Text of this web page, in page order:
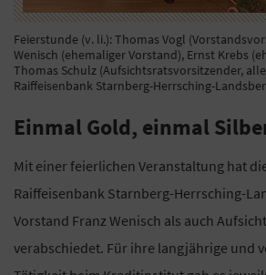
Feierstunde (v. li.): Thomas Vogl
Wenisch (ehemaliger Vorstand), Ernst Krebs
Thomas Schulz (Aufsichtsratsvorsitzender,
Raiffeisenbank Starnberg-Herrsching-
Einmal Gold, einmal
Mit einer feierlichen Veranstaltung hat
Raiffeisenbank Starnberg-Herrsching-
Vorstand Franz Wenisch als auch
verabschiedet. Für ihre langjährige und